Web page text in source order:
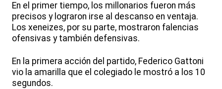
En el primer tiempo, los millonarios fueron más
precisos y lograron irse al descanso en ventaja.
Los xeneizes, por su parte, mostraron falencias
ofensivas y también defensivas.
En la primera acción del partido, Federico Gattoni
vio la amarilla que el colegiado le mostró a los 10
segundos.